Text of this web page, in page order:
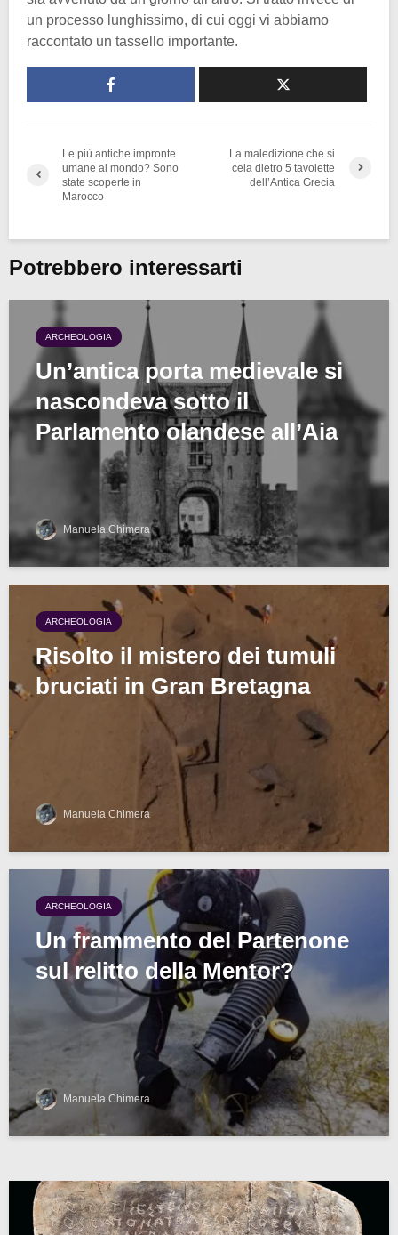
un processo lunghissimo, di cui oggi vi abbiamo
raccontato un tassello importante.
Le più antiche impronte
umane al mondo? Sono
state scoperte in
Marocco
La maledizione che si
cela dietro 5 tavolette
dell’Antica Grecia
Potrebbero interessarti
ARCHEOLOGIA
Un’antica porta medievale si
nascondeva sotto il
Parlamento olandese all’Aia
Manuela Chimera
ARCHEOLOGIA
Risolto il mistero dei tumuli
bruciati in Gran Bretagna
Manuela Chimera
ARCHEOLOGIA
Un frammento del Partenone
sul relitto della Mentor?
Manuela Chimera